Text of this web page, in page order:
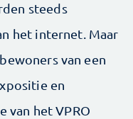
steeds
het internet. Maar
van een
en
van het VPRO